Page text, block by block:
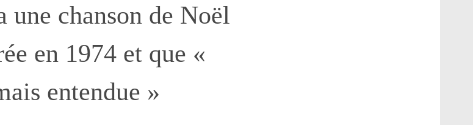
une chanson de Noël
en 1974 et que «
entendue »